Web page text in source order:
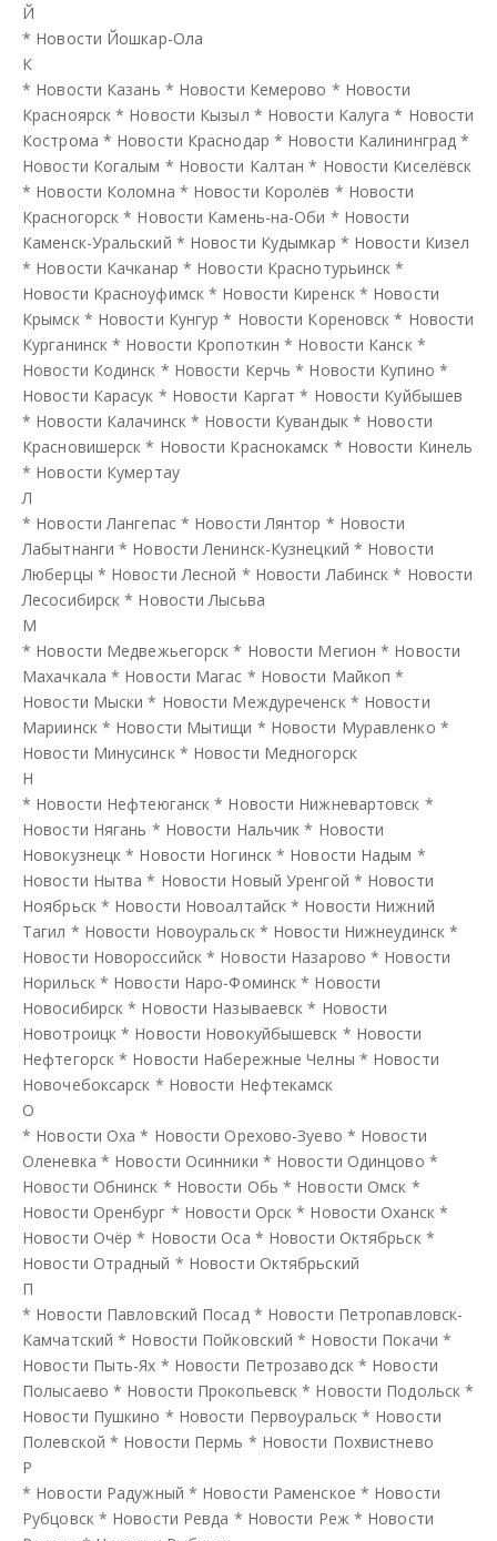
Й
* Новости Йошкар-Ола
К
* Новости Казань * Новости Кемерово * Новости
Красноярск * Новости Кызыл * Новости Калуга * Новости
Кострома * Новости Краснодар * Новости Калининград *
Новости Когалым * Новости Калтан * Новости Киселёвск
* Новости Коломна * Новости Королёв * Новости
Красногорск * Новости Камень-на-Оби * Новости
Каменск-Уральский * Новости Кудымкар * Новости Кизел
* Новости Качканар * Новости Краснотурьинск *
Новости Красноуфимск * Новости Киренск * Новости
Крымск * Новости Кунгур * Новости Кореновск * Новости
Курганинск * Новости Кропоткин * Новости Канск *
Новости Кодинск * Новости Керчь * Новости Купино *
Новости Карасук * Новости Каргат * Новости Куйбышев
* Новости Калачинск * Новости Кувандык * Новости
Красновишерск * Новости Краснокамск * Новости Кинель
* Новости Кумертау
Л
* Новости Лангепас* Новости Лянтор * Новости
Лабытнанги * Новости Ленинск-Кузнецкий * Новости
Люберцы * Новости Лесной * Новости Лабинск * Новости
Лесосибирск * Новости Лысьва
М
* Новости Медвежьегорск * Новости Мегион * Новости
Махачкала * Новости Магас * Новости Майкоп *
Новости Мыски * Новости Междуреченск * Новости
Мариинск * Новости Мытищи * Новости Муравленко *
Новости Минусинск * Новости Медногорск
Н
* Новости Нефтеюганск * Новости Нижневартовск *
Новости Нягань * Новости Нальчик * Новости
Новокузнецк * Новости Ногинск * Новости Надым *
Новости Нытва * Новости Новый Уренгой * Новости
Ноябрьск * Новости Новоалтайск * Новости Нижний
Тагил * Новости Новоуральск * Новости Нижнеудинск *
Новости Новороссийск * Новости Назарово * Новости
Норильск * Новости Наро-Фоминск * Новости
Новосибирск * Новости Называевск * Новости
Новотроицк * Новости Новокуйбышевск * Новости
Нефтегорск * Новости Набережные Челны * Новости
Новочебоксарск * Новости Нефтекамск
О
* Новости Оха * Новости Орехово-Зуево * Новости
Оленевка * Новости Осинники * Новости Одинцово *
Новости Обнинск * Новости Обь * Новости Омск *
Новости Оренбург * Новости Орск * Новости Оханск *
Новости Очёр * Новости Оса * Новости Октябрьск *
Новости Отрадный * Новости Октябрьский
П
* Новости Павловский Посад * Новости Петропавловск-
Камчатский * Новости Пойковский * Новости Покачи *
Новости Пыть-Ях * Новости Петрозаводск * Новости
Полысаево * Новости Прокопьевск * Новости Подольск *
Новости Пушкино * Новости Первоуральск * Новости
Полевской * Новости Пермь * Новости Похвистнево
Р
* Новости Радужный * Новости Раменское * Новости
Рубцовск * Новости Ревда * Новости Реж * Новости